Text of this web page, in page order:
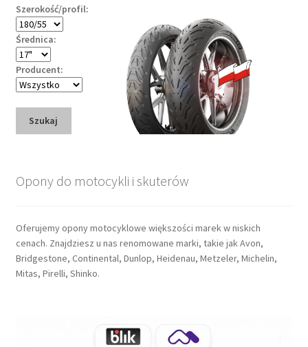
Szerokość/profil:
Średnica:
Producent:
Szukaj
Opony do motocykli i skuterów
Oferujemy opony motocyklowe większości marek w niskich
cenach. Znajdziesz u nas renomowane marki, takie jak Avon,
Bridgestone, Continental, Dunlop, Heidenau, Metzeler, Michelin,
Mitas, Pirelli, Shinko.